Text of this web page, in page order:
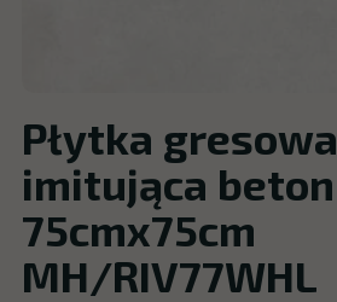
Płytka gresowa
imitująca beton
75cmx75cm
MH/RIV77WHL